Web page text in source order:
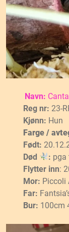
Navn:
Reg nr: 23-
Kjønn: Hun
Farge /
Født:
Død
: pga
Flytter inn:
Mor: Piccoli
Far:
Bur: 100cm